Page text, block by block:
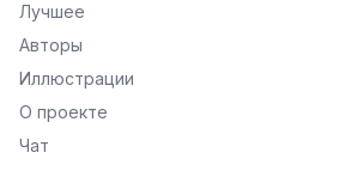
Лучшее
Авторы
Иллюстрации
О проекте
Чат